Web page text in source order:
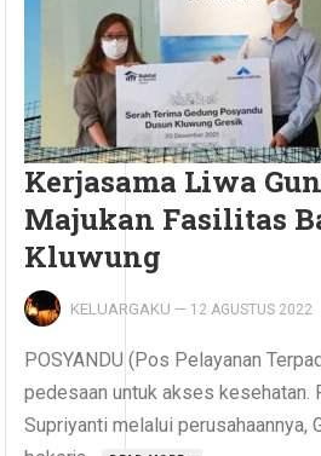
Kerjasama Liwa
Majukan Fasilitas
Kluwung
KELUARGAKU — 12 AGUSTUS 2022
POSYANDU (Pos Pelayanan
pedesaan untuk akses kesehatan.
Supriyanti melalui perusahaannya,